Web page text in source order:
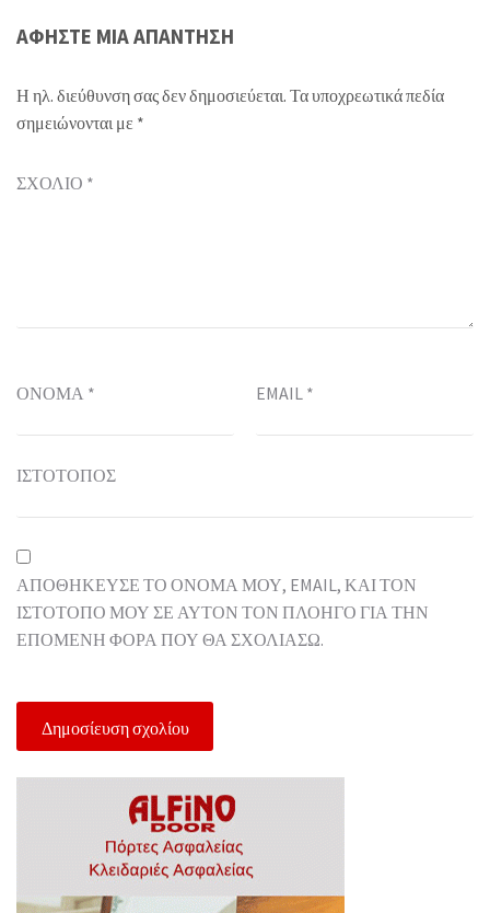
ΑΦΉΣΤΕ ΜΙΑ ΑΠΆΝΤΗΣΗ
Η ηλ. διεύθυνση σας δεν δημοσιεύεται. Τα υποχρεωτικά πεδία
σημειώνονται με *
ΣΧΌΛΙΟ *
ΌΝΟΜΑ * EMAIL *
ΙΣΤΌΤΟΠΟΣ
ΑΠΟΘΉΚΕΥΣΕ ΤΟ ΌΝΟΜΆ ΜΟΥ, EMAIL, ΚΑΙ ΤΟΝ
ΙΣΤΌΤΟΠΟ ΜΟΥ ΣΕ ΑΥΤΌΝ ΤΟΝ ΠΛΟΗΓΌ ΓΙΑ ΤΗΝ
ΕΠΌΜΕΝΗ ΦΟΡΆ ΠΟΥ ΘΑ ΣΧΟΛΙΆΣΩ.